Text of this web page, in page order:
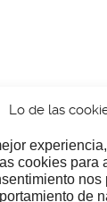
Lo de las
cookies para
nos
de
cafecillo?